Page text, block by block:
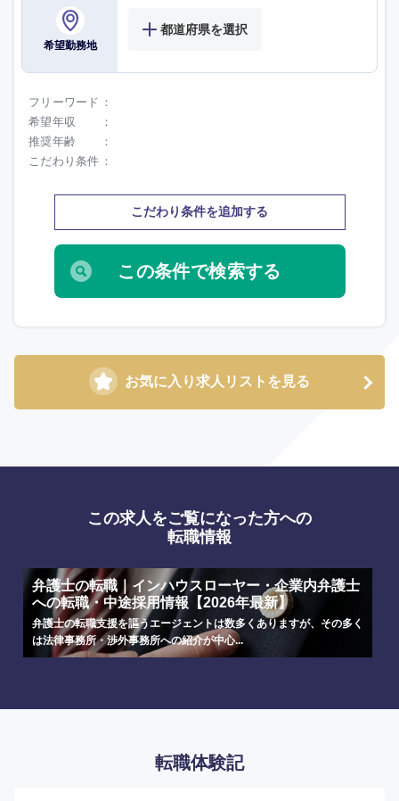
希望勤務地
都道府県を選択
フリーワード
希望年収
推奨年齢
こだわり条件
こだわり条件を追加する
お気に入り求人リストを見る
九州・沖縄
海外
この求人をご覧になった方への
転職情報
弁護士の転職｜インハウスローヤー・企業内弁護士
への転職・中途採用情報【2026年最新】
弁護士の転職支援を謳うエージェントは数多くありますが、その多く
は法律事務所・渉外事務所への紹介が中心...
転職体験記